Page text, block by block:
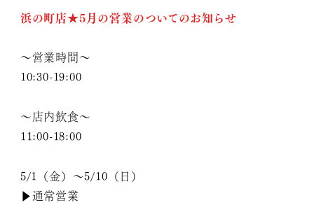
浜の町店★5月の営業のついてのお知らせ
～営業時間～
10:30-19:00
～店内飲食～
11:00-18:00
5/1（金）〜5/10（日）
▶︎通常営業